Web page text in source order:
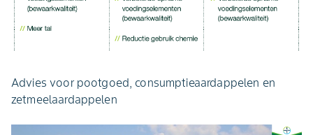
Advies voor pootgoed, consumptieaardappelen en
zetmeelaardappelen